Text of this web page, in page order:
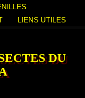
LIENS UTILES
DU